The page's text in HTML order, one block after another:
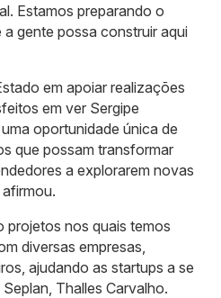
Estamos preparando o
gente possa construir aqui
em apoiar realizações
em ver Sergipe
oportunidade única de
que possam transformar
a explorarem novas
projetos nos quais temos
diversas empresas,
ajudando as startups a se
Thalles Carvalho.